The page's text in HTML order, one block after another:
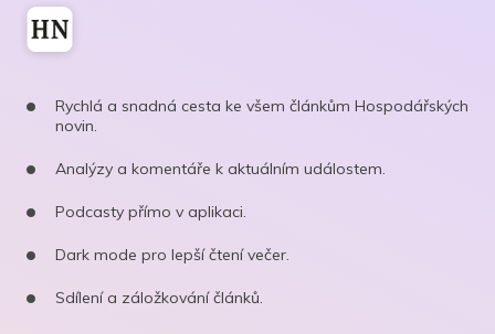
Rychlá a snadná cesta ke všem článkům Hospodářských
novin.
Analýzy a komentáře k aktuálním událostem.
Podcasty přímo v aplikaci.
Dark mode pro lepší čtení večer.
Sdílení a záložkování článků.